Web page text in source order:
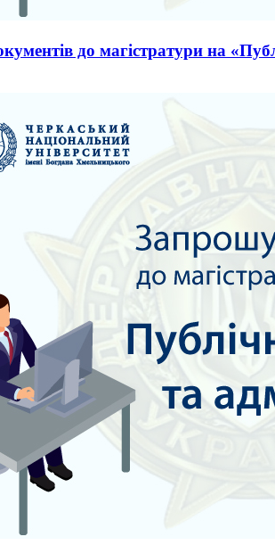
до магістратури на